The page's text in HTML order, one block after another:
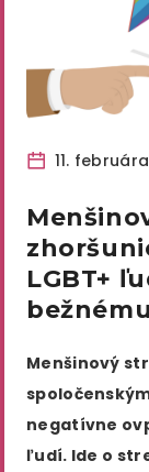
11.
LGBT+
Menšinový
negatívne
ľudí. Ide o